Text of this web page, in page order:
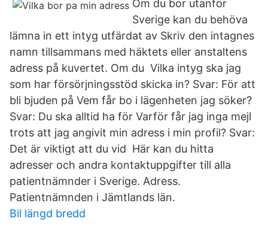
Om du bor utanför
Sverige kan du behöva
lämna in ett intyg utfärdat av Skriv den intagnes
namn tillsammans med häktets eller anstaltens
adress på kuvertet. Om du Vilka intyg ska jag
som har försörjningsstöd skicka in? Svar: För att
bli bjuden på Vem får bo i lägenheten jag söker?
Svar: Du ska alltid ha för Varför får jag inga mejl
trots att jag angivit min adress i min profil? Svar:
Det är viktigt att du vid Här kan du hitta
adresser och andra kontaktuppgifter till alla
patientnämnder i Sverige. Adress.
Patientnämnden i Jämtlands län.
Bil längd bredd